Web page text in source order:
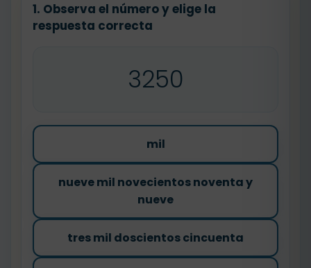
1. Observa el número y elige la
respuesta correcta
3250
mil
nueve mil novecientos noventa y
nueve
tres mil doscientos cincuenta